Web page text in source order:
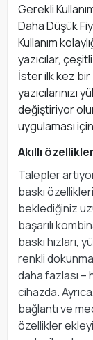
Gerekli
Daha Düşük
Kullanım
yazıcılar,
İster ilk kez
yazıcılarınızı
değiştiriyor
uygulaması
Akıllı
Talepler
baskı
beklediğiniz
başarılı
baskı hızları,
renkli
daha fazlası
cihazda.
bağlantı ve
özellikler